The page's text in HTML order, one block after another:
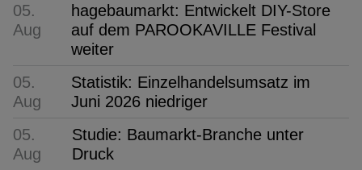
05.
Aug
hagebaumarkt: Entwickelt DIY-Store
auf dem PAROOKAVILLE Festival
weiter
05.
Aug
Statistik: Einzelhandelsumsatz im
Juni 2026 niedriger
05.
Aug
Studie: Baumarkt-Branche unter
Druck